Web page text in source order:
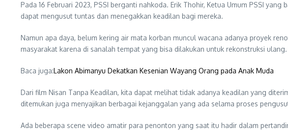
Pada 16 Februari 2023, PSSI berganti nahkoda. Erik Thohir, Ketua Umum PSSI
dapat mengusut tuntas dan menegakkan keadilan bagi mereka.
Namun apa daya, belum kering air mata korban muncul wacana adanya proyek
masyarakat karena di sanalah tempat yang bisa dilakukan untuk rekonstruksi
Baca juga:Lakon Abimanyu Dekatkan Kesenian Wayang Orang pada Anak Muda
Dari film Nisan Tanpa Keadilan, kita dapat melihat tidak adanya keadilan yang
ditemukan juga menyajikan berbagai kejanggalan yang ada selama proses
Ada beberapa scene video amatir para penonton yang saat itu hadir dalam